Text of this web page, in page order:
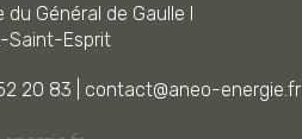
Général de Gaulle I
Saint-Esprit
20 83 contact@aneo-energie.fr